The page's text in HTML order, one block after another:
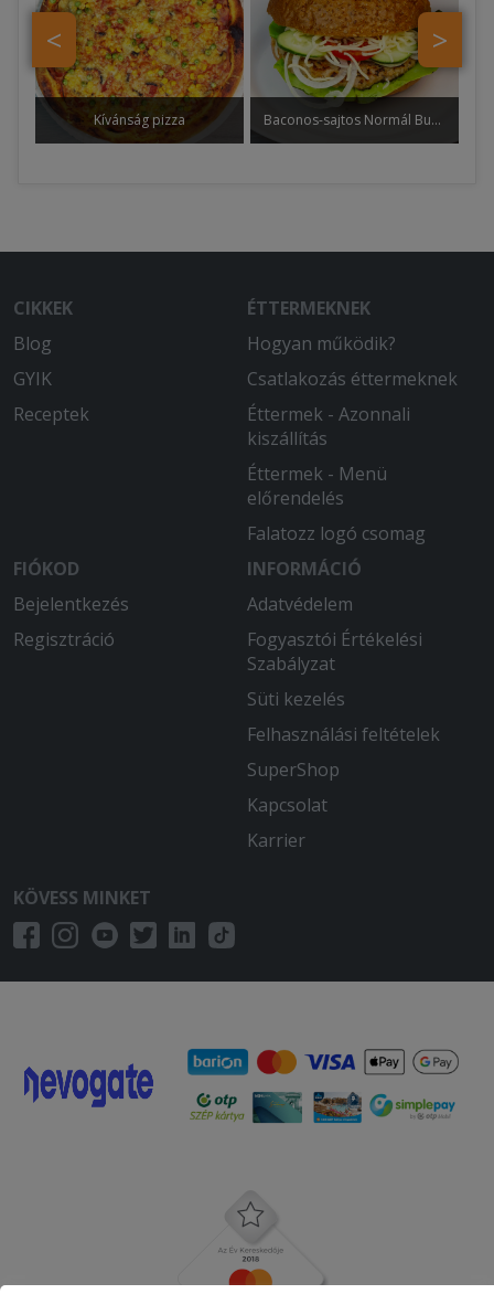
>
<
Kívánság pizza Baconos-sajtos Normál Burger
CIKKEK
Blog
GYIK
Receptek
ÉTTERMEKNEK
Hogyan működik?
Csatlakozás éttermeknek
Éttermek - Azonnali
kiszállítás
Éttermek - Menü
előrendelés
Falatozz logó csomag
FIÓKOD
Bejelentkezés
Regisztráció
INFORMÁCIÓ
Adatvédelem
Fogyasztói Értékelési
Szabályzat
Süti kezelés
Felhasználási feltételek
SuperShop
Kapcsolat
Karrier
KÖVESS MINKET